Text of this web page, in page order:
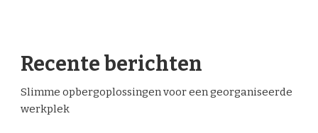
Recente berichten
Slimme opbergoplossingen voor een georganiseerde
werkplek